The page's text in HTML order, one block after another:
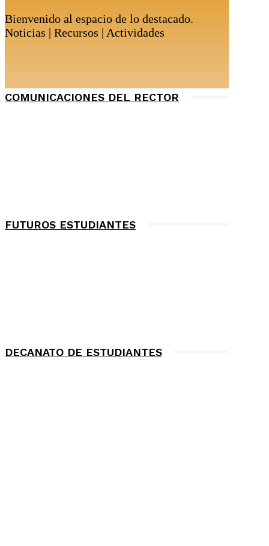
Bienvenido al espacio de lo destacado.
Noticias | Recursos | Actividades
COMUNICACIONES DEL RECTOR
FUTUROS ESTUDIANTES
DECANATO DE ESTUDIANTES